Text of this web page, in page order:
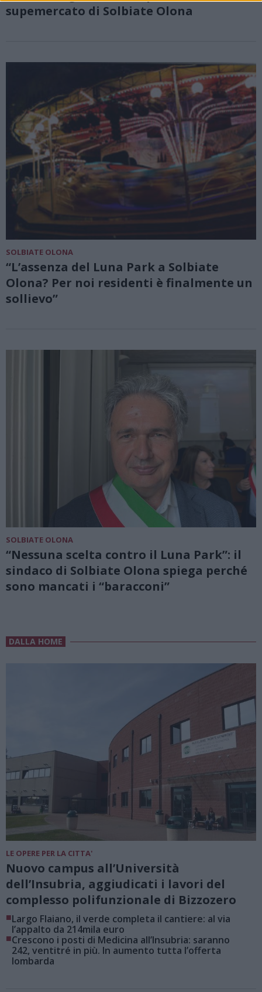
supemercato di Solbiate Olona
SOLBIATE OLONA
“L’assenza del Luna Park a Solbiate
Olona? Per noi residenti è finalmente un
sollievo”
SOLBIATE OLONA
“Nessuna scelta contro il Luna Park”: il
sindaco di Solbiate Olona spiega perché
sono mancati i “baracconi”
DALLA HOME
LE OPERE PER LA CITTA'
Nuovo campus all’Università
dell’Insubria, aggiudicati i lavori del
complesso polifunzionale di Bizzozero
■Largo Flaiano, il verde completa il cantiere: al via
l’appalto da 214mila euro
■Crescono i posti di Medicina all’Insubria: saranno
242, ventitré in più. In aumento tutta l’offerta
lombarda